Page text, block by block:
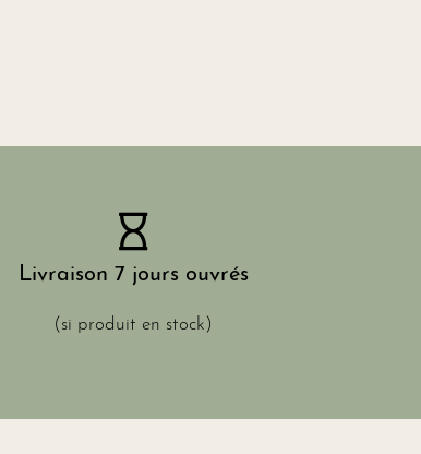
Livraison 7 jours ouvrés
(si produit en stock)